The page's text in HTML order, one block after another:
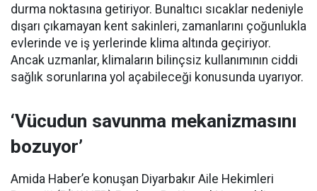
durma noktasına getiriyor. Bunaltıcı sıcaklar nedeniyle
dışarı çıkamayan kent sakinleri, zamanlarını çoğunlukla
evlerinde ve iş yerlerinde klima altında geçiriyor.
Ancak uzmanlar, klimaların bilinçsiz kullanımının ciddi
sağlık sorunlarına yol açabileceği konusunda uyarıyor.
‘Vücudun savunma mekanizmasını
bozuyor’
Amida Haber’e konuşan Diyarbakır Aile Hekimleri